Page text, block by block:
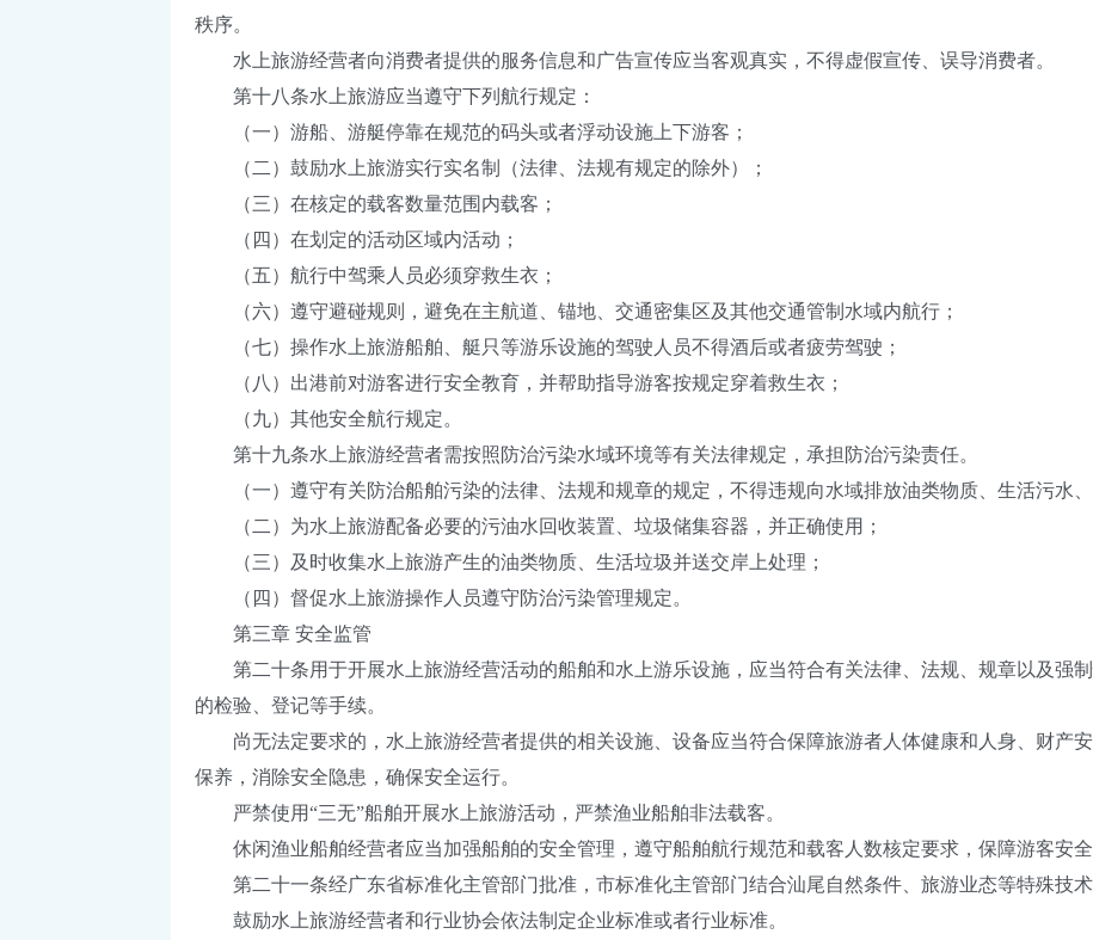
秩序。
水上旅游经营者向消费者提供的服务信息和广告宣传应当客观真实，不得虚假宣传、误导消费者。
第十八条水上旅游应当遵守下列航行规定：
（一）游船、游艇停靠在规范的码头或者浮动设施上下游客；
（二）鼓励水上旅游实行实名制（法律、法规有规定的除外）；
（三）在核定的载客数量范围内载客；
（四）在划定的活动区域内活动；
（五）航行中驾乘人员必须穿救生衣；
（六）遵守避碰规则，避免在主航道、锚地、交通密集区及其他交通管制水域内航行；
（七）操作水上旅游船舶、艇只等游乐设施的驾驶人员不得酒后或者疲劳驾驶；
（八）出港前对游客进行安全教育，并帮助指导游客按规定穿着救生衣；
（九）其他安全航行规定。
第十九条水上旅游经营者需按照防治污染水域环境等有关法律规定，承担防治污染责任。
（一）遵守有关防治船舶污染的法律、法规和规章的规定，不得违规向水域排放油类物质、生活污水、
（二）为水上旅游配备必要的污油水回收装置、垃圾储集容器，并正确使用；
（三）及时收集水上旅游产生的油类物质、生活垃圾并送交岸上处理；
（四）督促水上旅游操作人员遵守防治污染管理规定。
第三章 安全监管
第二十条用于开展水上旅游经营活动的船舶和水上游乐设施，应当符合有关法律、法规、规章以及强
的检验、登记等手续。
尚无法定要求的，水上旅游经营者提供的相关设施、设备应当符合保障旅游者人体健康和人身、财产
保养，消除安全隐患，确保安全运行。
严禁使用“三无”船舶开展水上旅游活动，严禁渔业船舶非法载客。
休闲渔业船舶经营者应当加强船舶的安全管理，遵守船舶航行规范和载客人数核定要求，保障游客安全
第二十一条经广东省标准化主管部门批准，市标准化主管部门结合汕尾自然条件、旅游业态等特殊技术
鼓励水上旅游经营者和行业协会依法制定企业标准或者行业标准。